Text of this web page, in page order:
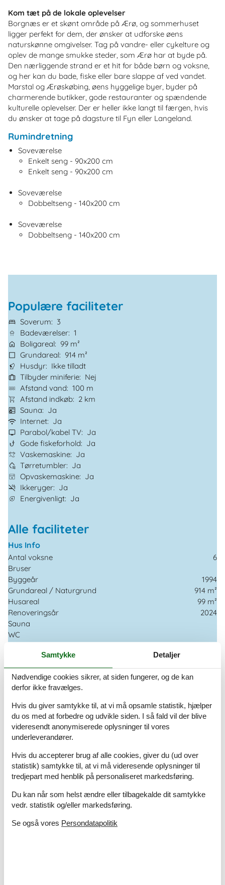
Kom tæt på de lokale oplevelser
Borgnæs er et skønt område på Ærø, og sommerhuset
ligger perfekt for dem, der ønsker at udforske øens
naturskønne omgivelser. Tag på vandre- eller cykelture og
oplev de mange smukke steder, som Ærø har at byde på.
Den nærliggende strand er et hit for både børn og voksne,
og her kan du bade, fiske eller bare slappe af ved vandet.
Marstal og Ærøskøbing, øens hyggelige byer, byder på
charmerende butikker, gode restauranter og spændende
kulturelle oplevelser. Der er heller ikke langt til færgen, hvis
du ønsker at tage på dagsture til Fyn eller Langeland.
Rumindretning
Soveværelse
Enkelt seng - 90x200 cm
Enkelt seng - 90x200 cm
Soveværelse
Dobbeltseng - 140x200 cm
Soveværelse
Dobbeltseng - 140x200 cm
Populære faciliteter
Soverum
3
Badeværelser 1
Boligareal
99 m²
Grundareal
914 m²
Husdyr
Ikke tilladt
Tilbyder miniferie
Nej
Afstand vand
100 m
Afstand indkøb
2 km
Sauna
Ja
Internet
Ja
Parabol/kabel TV
Ja
Gode fiskeforhold
Ja
Vaskemaskine
Ja
Tørretumbler
Ja
Opvaskemaskine
Ja
Ikkeryger
Ja
Energivenligt
Ja
Alle faciliteter
Hus Info
Antal voksne
6
Bruser
Byggeår
1994
Grundareal / Naturgrund
914 m²
Husareal
99 m²
Renoveringsår
2024
Sauna
WC
Afstande
Afstand golfbane
15 km
Afstand hav
Afstand indkøb
Afstand strand
100 m
Energi / Opvarmning
Elvarme
Varmepumpe / Uden køl
Hårde hvidevarer
Emhætte
Fryser
Kaffemaskine
Komfur
Samtykke Detaljer
Nødvendige cookies sikrer, at siden fungerer, og de kan
derfor ikke fravælges.
Hvis du giver samtykke til, at vi må opsamle statistik, hjælper
du os med at forbedre og udvikle siden. I så fald vil der blive
videresendt anonymiserede oplysninger til vores
underleverandører.
Hvis du accepterer brug af alle cookies, giver du (ud over
statistik) samtykke til, at vi må videresende oplysninger til
tredjepart med henblik på personaliseret markedsføring.
Du kan når som helst ændre eller tilbagekalde dit samtykke
vedr. statistik og/eller markedsføring.
Se også vores Persondatapolitik